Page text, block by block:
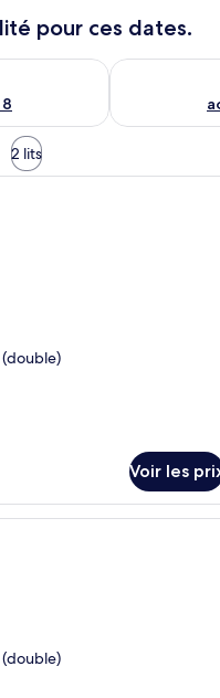
pour ces dates.
ce soir août 7 - août 8
Vérifier la
2 lits
Une chambre d’hôtel
(double)
Voir les
Une chambre d’hôtel
(double)